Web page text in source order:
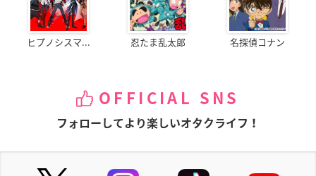
ヒプノシスマ... 忍たま乱太郎 名探偵コナン
OFFICIAL SNS
フォローしてより楽しいオタクライフ！